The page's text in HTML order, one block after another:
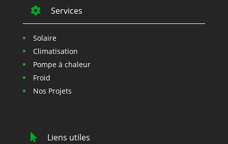
 Services
Solaire
Climatisation
Pompe à chaleur
Froid
Nos Projets
 Liens utiles